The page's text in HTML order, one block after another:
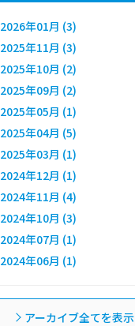
2026年01月 (3)
2025年11月 (3)
2025年10月 (2)
2025年09月 (2)
2025年05月 (1)
2025年04月 (5)
2025年03月 (1)
2024年12月 (1)
2024年11月 (4)
2024年10月 (3)
2024年07月 (1)
2024年06月 (1)
アーカイブ全てを表示